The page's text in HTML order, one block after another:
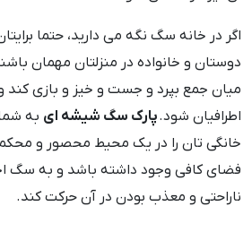
اگر در خانه سگ نگه می دارید، حتما
دوستان و خانواده در منزلتان مهمان
میان جمع بپرد و جست و خیز و بازی کند
اطرافیان شود.پارک سگ شیشه ای به
خانگی تان را در یک محیط محصور و
فضای کافی وجود داشته باشد و به سگ
ناراحتی و معذب بودن در آن حرکت کند.